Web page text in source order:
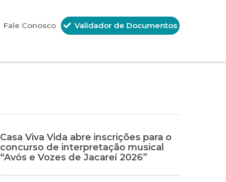
Fale Conosco Validador de Documentos
Casa Viva Vida abre inscrições para o
concurso de interpretação musical
“Avós e Vozes de Jacareí 2026”